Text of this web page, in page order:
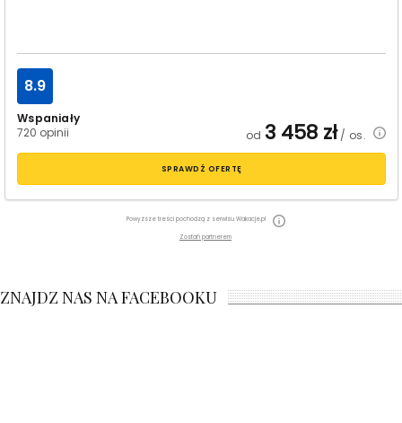
Wspaniały
720 opinii
8.9
od 3 458 zł/ os.
SPRAWDŹ OFERTĘ
Powyższe treści pochodzą z serwisu Wakacje.pl
Zostań partnerem
ZNAJDZ NAS NA FACEBOOKU